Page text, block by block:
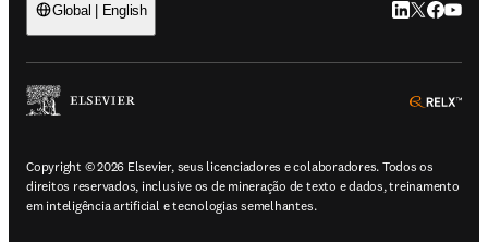
Global | English LinkedIn abre
Twitter
Copyright © 2026 Elsevier, seus licenciadores e colaboradores. Todos os
direitos reservados, inclusive os de mineração de texto e dados, treinamento
em inteligência artificial e tecnologias semelhantes.